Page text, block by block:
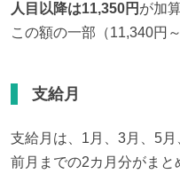
人目以降は11,350円 が加
この額の一部（11,340円
支給月
支給月は、1月、3月、5月
前月までの2カ月分がまと